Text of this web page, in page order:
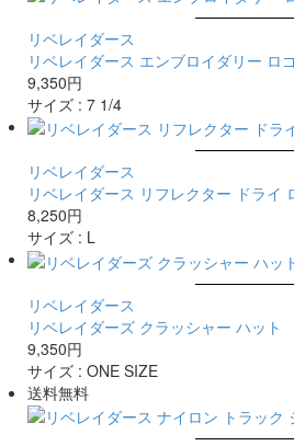
リベレイダース
リベレイダース エンブロイダリー ロ
9,350円
サイズ : 7 1/4
リベレイダース
リベレイダース リフレクター ドライ
8,250円
サイズ : L
リベレイダース
リベレイダーズ クラッシャー ハット
9,350円
サイズ : ONE SIZE
送料無料